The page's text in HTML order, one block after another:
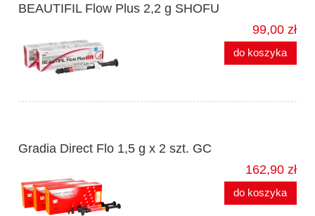
BEAUTIFIL Flow Plus 2,2 g SHOFU
99,00 zł
do koszyka
Gradia Direct Flo 1,5 g x 2 szt. GC
162,90 zł
do koszyka